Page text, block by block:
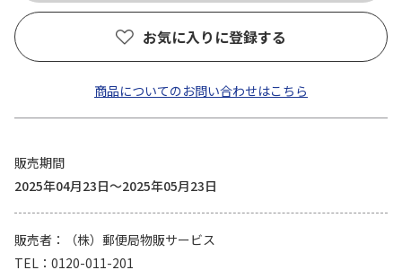
お気に入りに登録する
商品についてのお問い合わせはこちら
販売期間
2025年04月23日～2025年05月23日
販売者
（株）郵便局物販サービス
TEL
0120-011-201